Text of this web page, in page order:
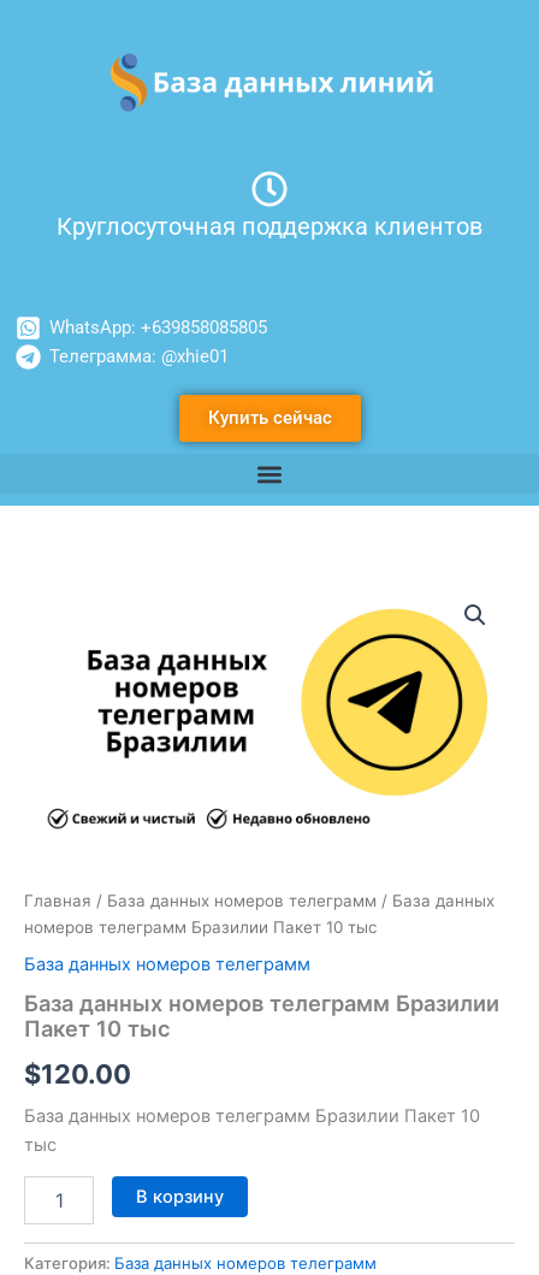
содержимому
Круглосуточная поддержка клиентов
WhatsApp: +639858085805
Телеграмма: @xhie01
Купить сейчас
Главная / База данных номеров телеграмм / База данных
номеров телеграмм Бразилии Пакет 10 тыс
База данных номеров телеграмм
База данных номеров телеграмм Бразилии
Пакет 10 тыс
$120.00
База данных номеров телеграмм Бразилии Пакет 10
тыс
телеграмм
В корзину
Категория: База данных номеров телеграмм